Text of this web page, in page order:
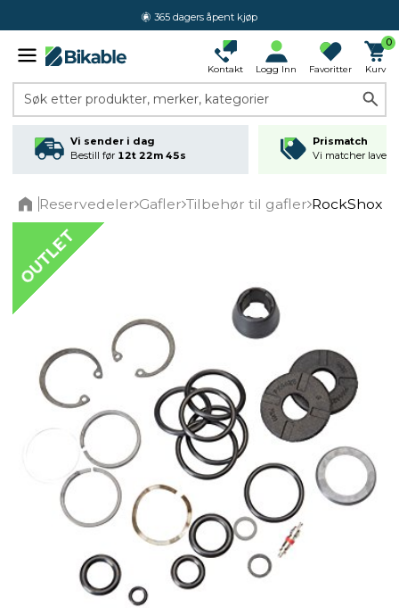
365 dagers åpent kjøp
Kontakt Logg Inn Favoritter
0
Kurv
Søk etter produkter, merker, kategorier
Vi sender i dag
Bestill før 12t 22m 45s
Prismatch
Vi matcher
Reservedeler Gafler Tilbehør til gafler RockShox
OUTLET